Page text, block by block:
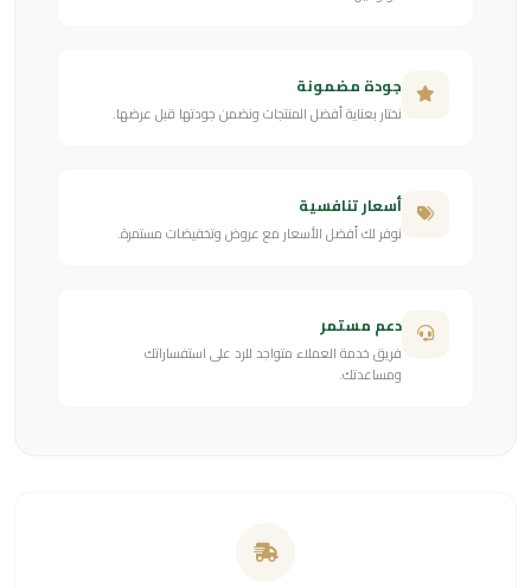
جودة مضمونة
نختار بعناية أفضل المنتجات ونضمن جودتها قبل عرضها.
أسعار تنافسية
نوفر لك أفضل الأسعار مع عروض وتخفيضات مستمرة.
دعم مستمر
فريق خدمة العملاء متواجد للرد على استفساراتك
ومساعدتك.